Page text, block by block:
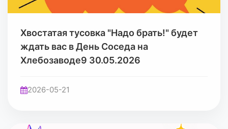
Хвостатая тусовка "Надо брать!" будет
ждать вас в День Соседа на
Хлебозаводе9 30.05.2026
2026-05-21